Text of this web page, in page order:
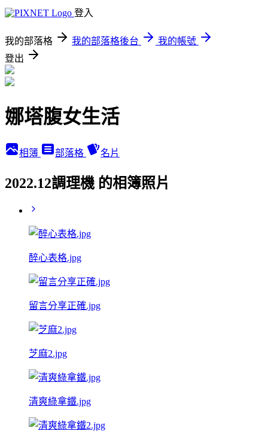
登入
我的部落格 我的部落格後台
我的帳號
登出
娜塔腹女生活
相簿 部落格 名片
2022.12調理機 的相簿照片
醉心表格.jpg
留言分享正確.jpg
芝麻2.jpg
清爽綠拿鐵.jpg